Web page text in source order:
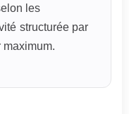
les
structurée par